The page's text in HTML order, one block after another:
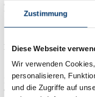
Zustimmung
Diese Webseite
Wir verwenden
personalisieren,
und die Zugriffe auf
Ø. Gewährleistet eine
Verbindung zwischen
Lösbare
Lösbare
den Kabelübergängen KÜ